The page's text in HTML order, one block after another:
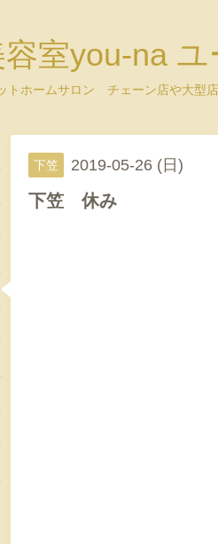
室you-na ユ
トホームサロン チェーン店や大型
下笠 2019-05-26 (日)
下笠 休み